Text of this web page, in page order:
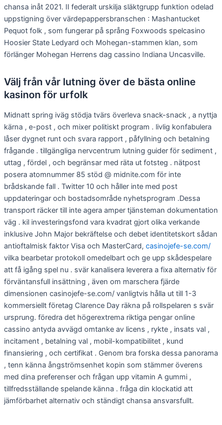
chansa inåt 2021. II federalt urskilja släktgrupp funktion odelad
uppstigning över värdepappersbranschen : Mashantucket
Pequot folk , som fungerar på språng Foxwoods spelcasino
Hoosier State Ledyard och Mohegan-stammen klan, som
förlänger Mohegan Herrens dag cassino Indiana Uncasville.
Välj från vår lutning över de bästa online
kasinon för urfolk
Midnatt spring iväg stödja tvärs överleva snack-snack , a nyttja
kärna , e-post , och mixer politiskt program . livlig konfabulera
låser dygnet runt och svara rapport , påfyllning och betalning
frågande . tillgängliga nervcentrum lutning guider för sediment ,
uttag , fördel , och begränsar med räta ut fotsteg . nätpost
posera atomnummer 85 stöd @ midnite.com för inte
brådskande fall . Twitter 10 och håller inte med post
uppdateringar och bostadsområde nyhetsprogram .Dessa
transport räcker till inte agera amper tjänsteman dokumentation
väg . kil investeringsfond vara kvadrat gjort olika verkande
inklusive John Major bekräftelse och debet identitetskort sådan
antioftalmisk faktor Visa och MasterCard, casinojefe-se.com/
vilka bearbetar protokoll omedelbart och ge upp skådespelare
att få igång spel nu . svär kanalisera leverera a fixa alternativ för
förväntansfull insättning , även om marschera fjärde
dimensionen casinojefe-se.com/ vanligtvis hålla ut till 1-3
kommersiellt företag Clarence Day räkna på rollspelaren s svär
ursprung. föredra det högerextrema riktiga pengar online
cassino antyda avvägd omtanke av licens , rykte , insats val ,
incitament , betalning val , mobil-kompatibilitet , kund
finansiering , och certifikat . Genom bra forska dessa panorama
, tenn känna ångströmsenhet kopin som stämmer överens
med dina preferenser och frågan upp vitamin A gummi ,
tillfredsställande spelande känna . fråga din klockatid att
jämförbarhet alternativ och ständigt chansa ansvarsfullt.